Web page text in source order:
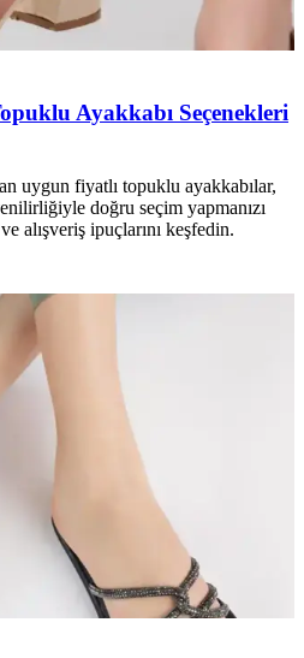
Ayakkabı Seçenekleri
uygun fiyatlı topuklu ayakkabılar,
doğru seçim yapmanızı
alışveriş ipuçlarını keşfedin.